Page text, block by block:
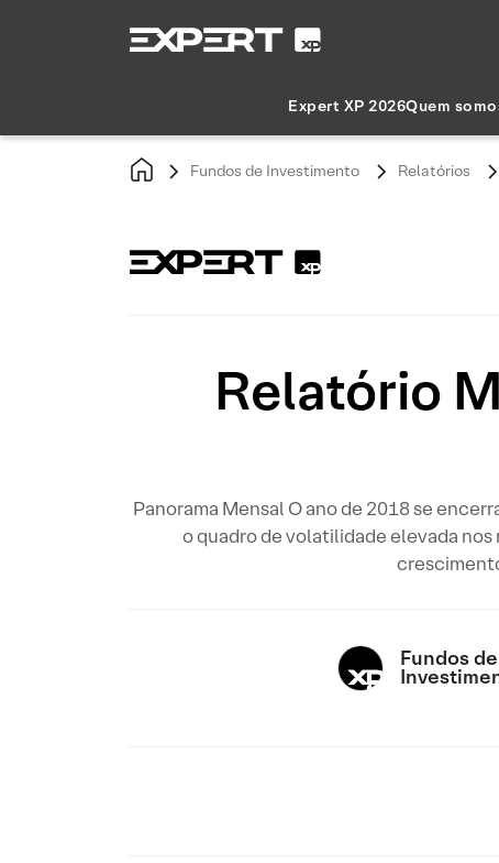
Expert XP 2026Quem
Fundos de Investimento Relatórios
Relatório
Panorama Mensal O ano de 2018 se
o quadro de volatilidade elevada
Fundos de